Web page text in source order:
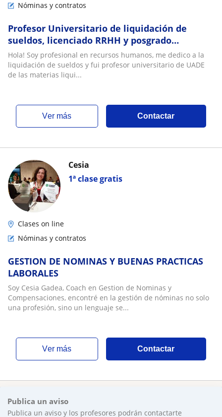
Nóminas y contratos
Profesor Universitario de liquidación de
sueldos, licenciado RRHH y posgrado
Relaciones Laborales
Hola! Soy profesional en recursos humanos, me dedico a la
liquidación de sueldos y fui profesor universitario de UADE
de las materias liqui...
ver más Contactar
1ª clase gratis
Cesia
Clases on line
Nóminas y contratos
GESTION DE NOMINAS Y BUENAS PRACTICAS
LABORALES
Soy Cesia Gadea, Coach en Gestion de Nominas y
Compensaciones, encontré en la gestión de nóminas no solo
una profesión, sino un lenguaje se...
ver más Contactar
Publica un aviso
Publica un aviso y los profesores podrán contactarte